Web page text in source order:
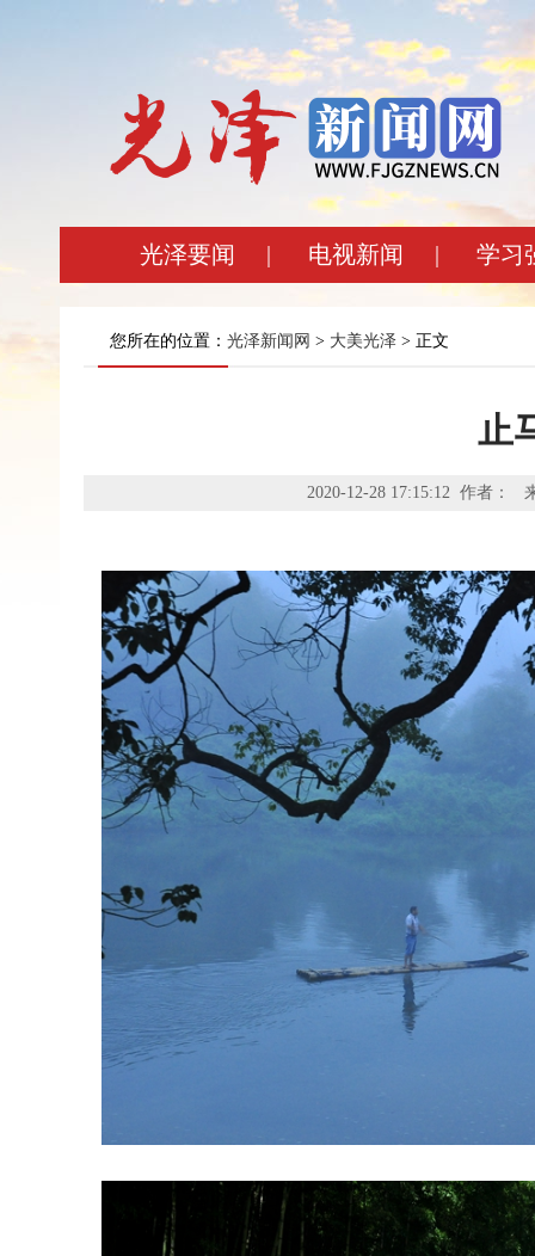
光泽要闻 | 电视新闻 | 学习
您所在的位置： 光泽新闻网 > 大美光泽 > 正文
止
2020-12-28 17:15:12 作者：